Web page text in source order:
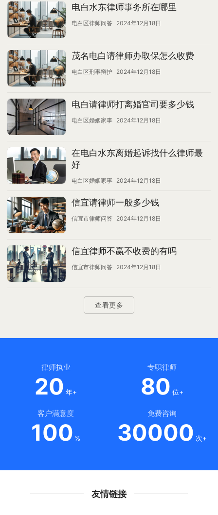
电白水东律师事务所在哪里
电白区律师问答 2024年12月18日
茂名电白请律师办取保怎么收费
电白区刑事辩护 2024年12月18日
电白请律师打离婚官司要多少钱
电白区婚姻家事 2024年12月18日
在电白水东离婚起诉找什么律师最
好
电白区婚姻家事 2024年12月18日
信宜请律师一般多少钱
信宜市律师问答 2024年12月18日
信宜律师不赢不收费的有吗
信宜市律师问答 2024年12月18日
查看更多
律师执业
20 年+
专职律师
80 位+
客户满意度
100 %
免费咨询
30000 次+
友情链接